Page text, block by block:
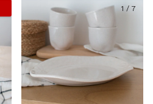
1 / 7